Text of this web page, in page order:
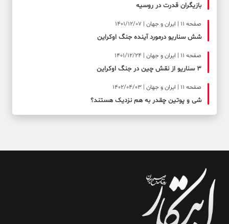
بازیگران قدرت در روسیه
صفحه ۱۱ | ایران و جهان | 1401/12/07
شش سناریو درمورد آینده جنگ اوکراین
صفحه ۱۱ | ایران و جهان | 1401/12/24
۳ سناریو از نقش چین در جنگ اوکراین
صفحه ۱۱ | ایران و جهان | 1402/04/03
شی و پوتین چقدر به هم نزدیک هستند؟